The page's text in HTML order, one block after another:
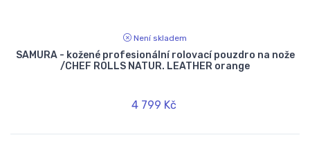
Není skladem
SAMURA - kožené profesionální rolovací pouzdro na nože
/CHEF ROLLS NATUR. LEATHER orange
4 799 Kč